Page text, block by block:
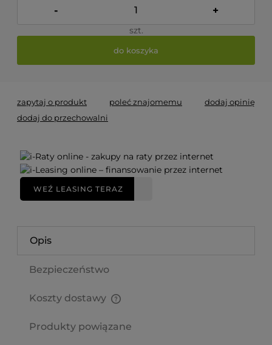
- +
szt.
do koszyka
zapytaj o produkt poleć znajomemu
dodaj opinię
dodaj do przechowalni
WEŹ LEASING TERAZ
Opis
Bezpieczeństwo
Koszty dostawy
Produkty powiązane